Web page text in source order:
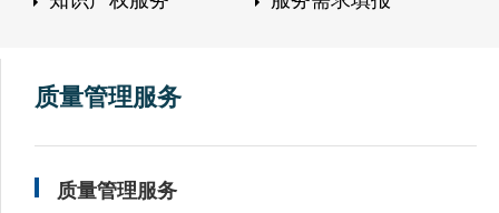
质量管理服务
质量管理服务